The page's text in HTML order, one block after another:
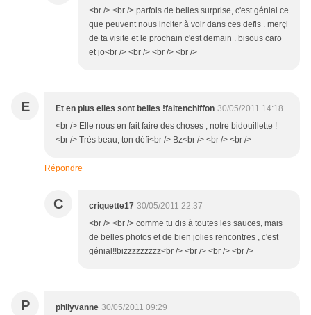
<br /> <br /> parfois de belles surprise, c'est génial ce
que peuvent nous inciter à voir dans ces defis . merçi
de ta visite et le prochain c'est demain . bisous caro
et jo<br /> <br /> <br /> <br />
E Et en plus elles sont belles !faitenchiffon 30/05/2011 14:18
<br /> Elle nous en fait faire des choses , notre bidouillette !
<br /> Très beau, ton défi<br /> Bz<br /> <br /> <br />
Répondre
C criquette17 30/05/2011 22:37
<br /> <br /> comme tu dis à toutes les sauces, mais
de belles photos et de bien jolies rencontres , c'est
génial!!bizzzzzzzzz<br /> <br /> <br /> <br />
P philyvanne 30/05/2011 09:29